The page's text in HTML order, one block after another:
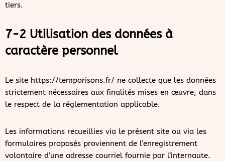
tiers.
7-2 Utilisation des données à
caractère personnel
Le site https://temporisons.fr/ ne collecte que les données
strictement nécessaires aux finalités mises en œuvre, dans
le respect de la réglementation applicable.
Les informations recueillies via le présent site ou via les
formulaires proposés proviennent de l’enregistrement
volontaire d’une adresse courriel fournie par l’internaute.